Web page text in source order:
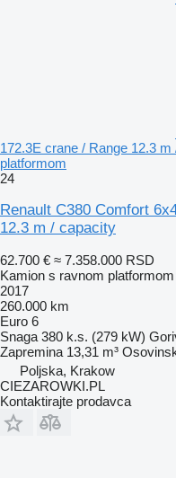
172.3E crane / Range 12.3
platformom
24
Renault C380 Comfort
12.3 m / capacity
62.700 € ≈ 7.358.000 RSD
Kamion s ravnom platformom
2017
260.000 km
Euro 6
Snaga 380 k.s. (279 kW)
Zapremina 13,31 m³
Poljska, Krakow
CIEZAROWKI.PL
Kontaktirajte prodavca